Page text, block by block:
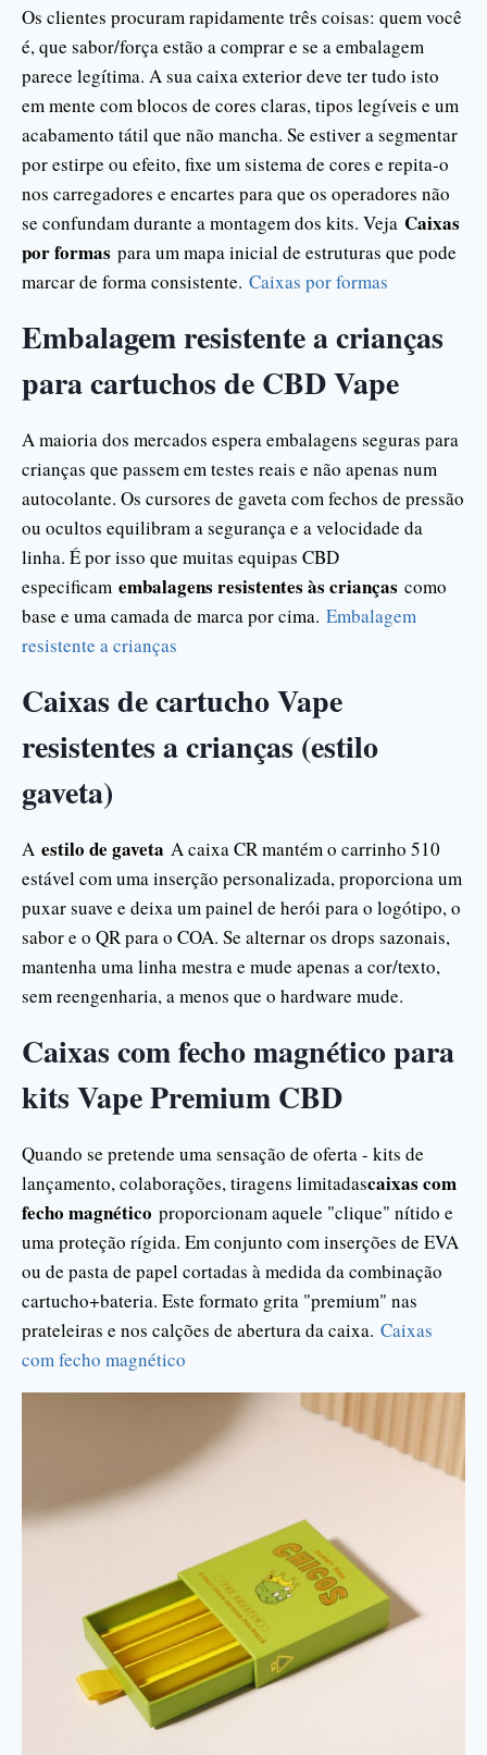
Os clientes procuram rapidamente três coisas: quem você
é, que sabor/força estão a comprar e se a embalagem
parece legítima. A sua caixa exterior deve ter tudo isto
em mente com blocos de cores claras, tipos legíveis e um
acabamento tátil que não mancha. Se estiver a segmentar
por estirpe ou efeito, fixe um sistema de cores e repita-o
nos carregadores e encartes para que os operadores não
se confundam durante a montagem dos kits. Veja Caixas
por formas para um mapa inicial de estruturas que pode
marcar de forma consistente. Caixas por formas
Embalagem resistente a crianças
para cartuchos de CBD Vape
A maioria dos mercados espera embalagens seguras para
crianças que passem em testes reais e não apenas num
autocolante. Os cursores de gaveta com fechos de pressão
ou ocultos equilibram a segurança e a velocidade da
linha. É por isso que muitas equipas CBD
especificam embalagens resistentes às crianças como
base e uma camada de marca por cima. Embalagem
resistente a crianças
Caixas de cartucho Vape
resistentes a crianças (estilo
gaveta)
A estilo de gaveta A caixa CR mantém o carrinho 510
estável com uma inserção personalizada, proporciona um
puxar suave e deixa um painel de herói para o logótipo, o
sabor e o QR para o COA. Se alternar os drops sazonais,
mantenha uma linha mestra e mude apenas a cor/texto,
sem reengenharia, a menos que o hardware mude.
Caixas com fecho magnético para
kits Vape Premium CBD
Quando se pretende uma sensação de oferta - kits de
lançamento, colaborações, tiragens limitadascaixas com
fecho magnético proporcionam aquele "clique" nítido e
uma proteção rígida. Em conjunto com inserções de EVA
ou de pasta de papel cortadas à medida da combinação
cartucho+bateria. Este formato grita "premium" nas
prateleiras e nos calções de abertura da caixa. Caixas
com fecho magnético